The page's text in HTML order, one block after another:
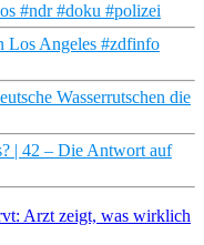
#ndr #doku #polizei
Los Angeles #zdfinfo
Wasserrutschen die
| 42 – Die Antwort auf
Arzt zeigt, was wirklich